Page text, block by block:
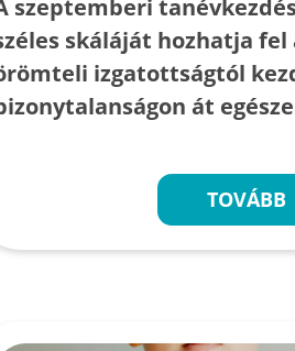
szeptemberi
skáláját hozhatja fel
izgatottságtól
át
TOVÁBB